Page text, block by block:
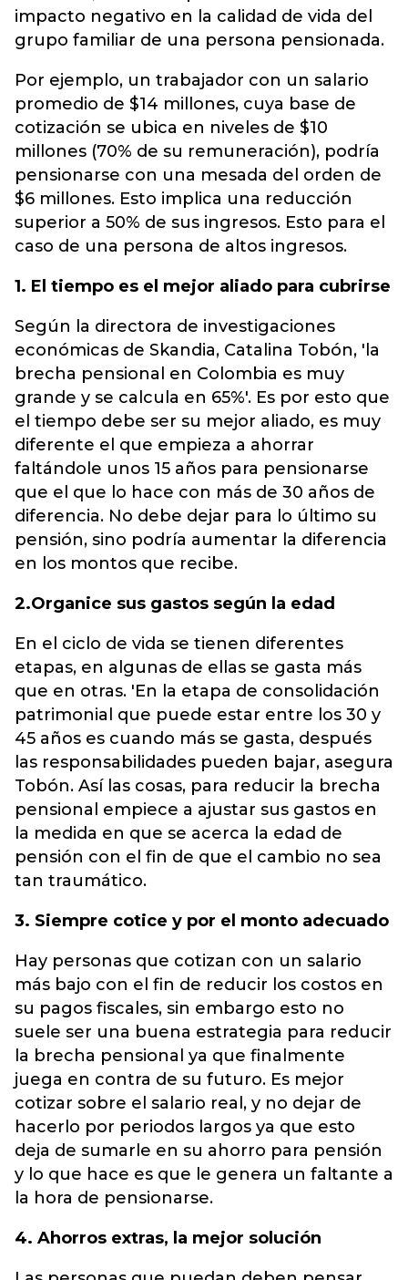
impacto negativo en la calidad de vida del
grupo familiar de una persona pensionada.
Por ejemplo, un trabajador con un salario
promedio de $14 millones, cuya base de
cotización se ubica en niveles de $10
millones (70% de su remuneración), podría
pensionarse con una mesada del orden de
$6 millones. Esto implica una reducción
superior a 50% de sus ingresos. Esto para el
caso de una persona de altos ingresos.
1. El tiempo es el mejor aliado para cubrirse
Según la directora de investigaciones
económicas de Skandia, Catalina Tobón, 'la
brecha pensional en Colombia es muy
grande y se calcula en 65%'. Es por esto que
el tiempo debe ser su mejor aliado, es muy
diferente el que empieza a ahorrar
faltándole unos 15 años para pensionarse
que el que lo hace con más de 30 años de
diferencia. No debe dejar para lo último su
pensión, sino podría aumentar la diferencia
en los montos que recibe.
2.Organice sus gastos según la edad
En el ciclo de vida se tienen diferentes
etapas, en algunas de ellas se gasta más
que en otras. 'En la etapa de consolidación
patrimonial que puede estar entre los 30 y
45 años es cuando más se gasta, después
las responsabilidades pueden bajar, asegura
Tobón. Así las cosas, para reducir la brecha
pensional empiece a ajustar sus gastos en
la medida en que se acerca la edad de
pensión con el fin de que el cambio no sea
tan traumático.
3. Siempre cotice y por el monto adecuado
Hay personas que cotizan con un salario
más bajo con el fin de reducir los costos en
su pagos fiscales, sin embargo esto no
suele ser una buena estrategia para reducir
la brecha pensional ya que finalmente
juega en contra de su futuro. Es mejor
cotizar sobre el salario real, y no dejar de
hacerlo por periodos largos ya que esto
deja de sumarle en su ahorro para pensión
y lo que hace es que le genera un faltante a
la hora de pensionarse.
4. Ahorros extras, la mejor solución